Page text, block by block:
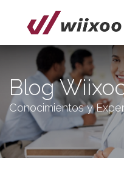
Blog
Conocimientos y